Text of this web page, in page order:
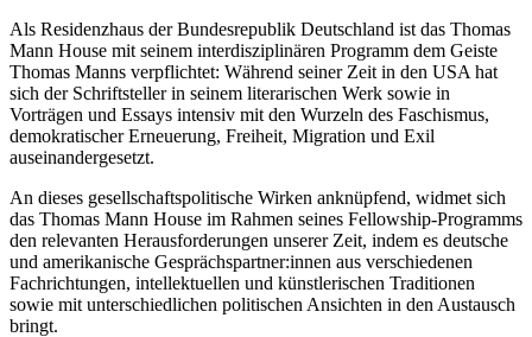
Als Residenzhaus der Bundesrepublik Deutschland ist das Thomas
Mann House mit seinem interdisziplinären Programm dem Geiste
Thomas Manns verpflichtet: Während seiner Zeit in den USA hat
sich der Schriftsteller in seinem literarischen Werk sowie in
Vorträgen und Essays intensiv mit den Wurzeln des Faschismus,
demokratischer Erneuerung, Freiheit, Migration und Exil
auseinandergesetzt.
An dieses gesellschaftspolitische Wirken anknüpfend, widmet sich
das Thomas Mann House im Rahmen seines Fellowship-Programms
den relevanten Herausforderungen unserer Zeit, indem es deutsche
und amerikanische Gesprächspartner:innen aus verschiedenen
Fachrichtungen, intellektuellen und künstlerischen Traditionen
sowie mit unterschiedlichen politischen Ansichten in den Austausch
bringt.